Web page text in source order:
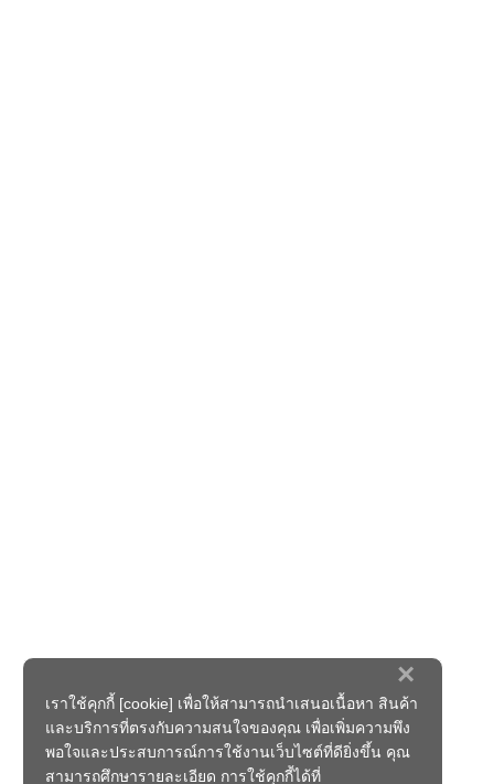
×
เราใช้คุกกี้ [cookie] เพื่อให้สามารถนำเสนอเนื้อหา สินค้า
และบริการที่ตรงกับความสนใจของคุณ เพื่อเพิ่มความพึง
พอใจและประสบการณ์การใช้งานเว็บไซต์ที่ดียิ่งขึ้น คุณ
สามารถศึกษารายละเอียด การใช้คุกกี้ได้ที่